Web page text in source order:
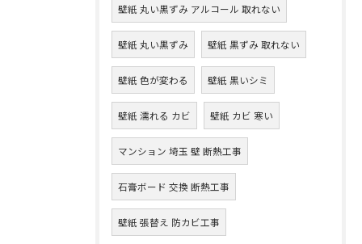
壁紙 丸い黒ずみ アルコール 取れない
壁紙 丸い黒ずみ 壁紙 黒ずみ 取れない
壁紙 色が変わる 壁紙 黒いシミ
壁紙 濡れる カビ 壁紙 カビ 寒い
マンション 埼玉 壁 断熱工事
石膏ボード 交換 断熱工事
壁紙 張替え 防カビ工事